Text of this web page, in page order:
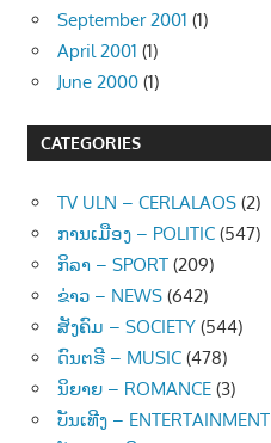
September 2001 (1)
April 2001 (1)
June 2000 (1)
CATEGORIES
TV ULN – CERLALAOS (2)
ການເມືອງ – POLITIC (547)
ກິລາ – SPORT (209)
ຂ່າວ – NEWS (642)
ສັງຄົມ – SOCIETY (544)
ດົນຕຣີ – MUSIC (478)
ນິຍາຍ – ROMANCE (3)
ບັນເທີງ – ENTERTAINMENT